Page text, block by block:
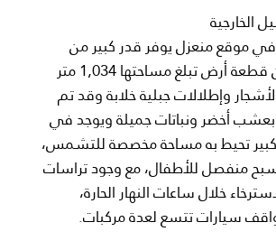
الخارجية
في موقع منعزل يوفر قدر كبير من
الخصوصية ضمن قطعة أرض تبلغ مساحتها 1,034 متر
وإطلالات جبلية خلابة وقد تم
أخضر ونباتات جميلة ويوجد في
تحيط به مساحة مخصصة للتشمس،
منفصل للأطفال، مع وجود تراسات
خلال ساعات النهار الحارة،
سيارات تتسع لعدة مركبات.